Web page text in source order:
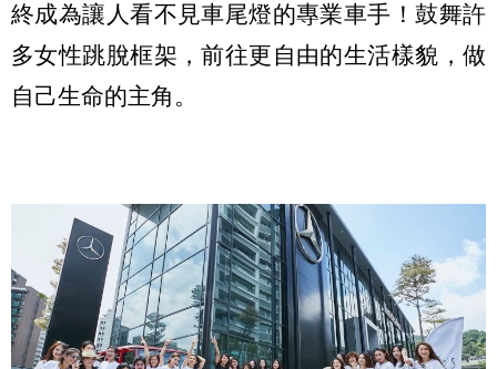
終成為讓人看不見車尾燈的專業車手！鼓舞許
多女性跳脫框架，前往更自由的生活樣貌，做
自己生命的主角。